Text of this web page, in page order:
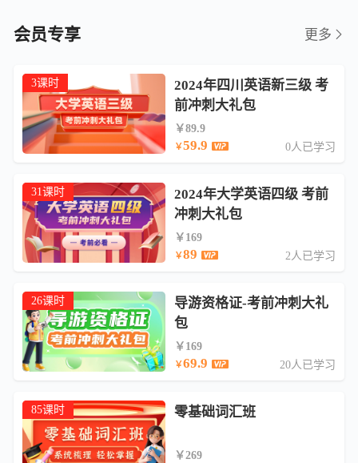
会员专享 更多
3课时
2024年四川英语新三级 考
前冲刺大礼包
￥89.9
￥59.9 0人已学习
31课时
2024年大学英语四级 考前
冲刺大礼包
￥169
￥89 2人已学习
26课时
导游资格证-考前冲刺大礼
包
￥169
￥69.9 20人已学习
85课时 零基础词汇班
￥269